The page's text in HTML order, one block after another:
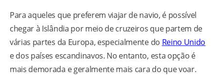
Para aqueles que preferem viajar de navio, é possível
chegar à Islândia por meio de cruzeiros que partem de
várias partes da Europa, especialmente do Reino Unido
e dos países escandinavos. No entanto, esta opção é
mais demorada e geralmente mais cara do que voar.